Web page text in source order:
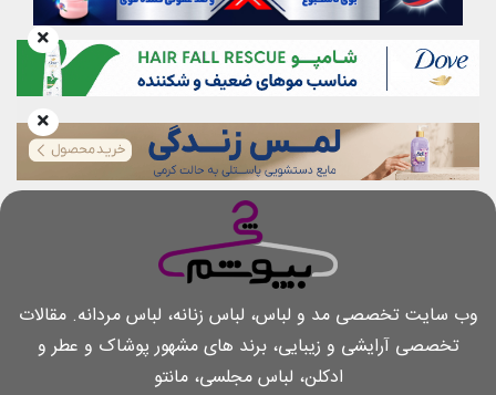
وب سایت تخصصی مد و لباس، لباس زنانه، لباس مردانه. مقالات
تخصصی آرایشی و زیبایی، برند های مشهور پوشاک و عطر و
ادکلن، لباس مجلسی، مانتو